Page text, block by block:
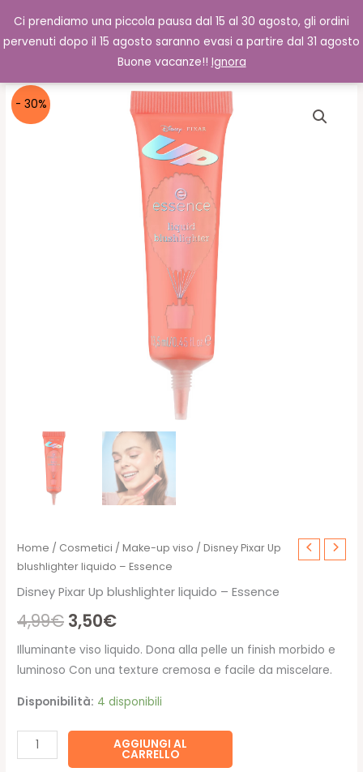
Ci prendiamo una piccola pausa dal 15 al 30 agosto, gli ordini
pervenuti dopo il 15 agosto saranno evasi a partire dal 31 agosto
Buone vacanze!! Ignora
contenuto
0,00€ Cerca
- 30%
Home / Cosmetici /Make-up viso / Disney Pixar Up
blushlighter liquido – Essence
Disney Pixar Up blushlighter liquido – Essence
4,99€ Il
prezzo
originale
era:
4,99€.
3,50€Il
prezzo
attuale
è:
3,50€.
Illuminante viso liquido. Dona alla pelle un finish morbido e
luminoso Con una texture cremosa e facile da miscelare.
Disponibilità: 4 disponibili
Disney
Pixar
AGGIUNGI AL
CARRELLO